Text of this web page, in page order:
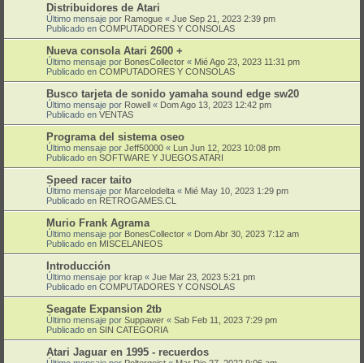
Distribuidores de Atari
Último mensaje por Ramogue « Jue Sep 21, 2023 2:39 pm
Publicado en COMPUTADORES Y CONSOLAS
Nueva consola Atari 2600 +
Último mensaje por BonesCollector « Mié Ago 23, 2023 11:31 pm
Publicado en COMPUTADORES Y CONSOLAS
Busco tarjeta de sonido yamaha sound edge sw20
Último mensaje por Rowell « Dom Ago 13, 2023 12:42 pm
Publicado en VENTAS
Programa del sistema oseo
Último mensaje por Jeff50000 « Lun Jun 12, 2023 10:08 pm
Publicado en SOFTWARE Y JUEGOS ATARI
Speed racer taito
Último mensaje por Marcelodelta « Mié May 10, 2023 1:29 pm
Publicado en RETROGAMES.CL
Murio Frank Agrama
Último mensaje por BonesCollector « Dom Abr 30, 2023 7:12 am
Publicado en MISCELANEOS
Introducción
Último mensaje por krap « Jue Mar 23, 2023 5:21 pm
Publicado en COMPUTADORES Y CONSOLAS
Seagate Expansion 2tb
Último mensaje por Suppawer « Sab Feb 11, 2023 7:29 pm
Publicado en SIN CATEGORIA
Atari Jaguar en 1995 - recuerdos